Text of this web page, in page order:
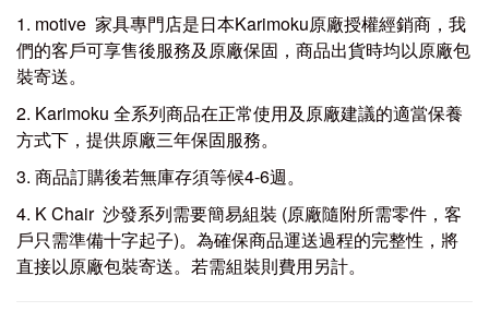
1. motive 家具專門店是日本Karimoku原廠授權經銷商，我
們的客戶可享售後服務及原廠保固，商品出貨時均以原廠包
裝寄送。
2. Karimoku 全系列商品在正常使用及原廠建議的適當保養
方式下，提供原廠三年保固服務。
3. 商品訂購後若無庫存須等候4-6週。
4. K Chair 沙發系列需要簡易組裝 (原廠隨附所需零件，客
戶只需準備十字起子)。為確保商品運送過程的完整性，將
直接以原廠包裝寄送。若需組裝則費用另計。